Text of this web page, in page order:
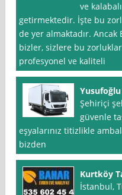
ve
getirmektedir. İşte bu
de yer almaktadır.
bizler, sizlere bu
profesyonel ve kaliteli
Şehiriçi
güvenle
eşyalarınız titizlikle
bizden
Kurtköy
İstanbul,